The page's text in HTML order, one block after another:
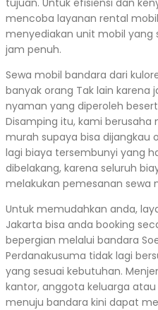
mencoba layanan rental
menyediakan unit mobil yang
jam penuh.
Sewa mobil bandara dari
banyak orang Tak lain karena
nyaman yang diperoleh
Disamping itu, kami berusaha
murah supaya bisa dijangkau
lagi biaya tersembunyi yang
dibelakang, karena seluruh
melakukan pemesanan sewa
Untuk memudahkan anda,
Jakarta bisa anda booking
bepergian melalui bandara
Perdanakusuma tidak lagi
yang sesuai kebutuhan.
kantor, anggota keluarga
menuju bandara kini dapat